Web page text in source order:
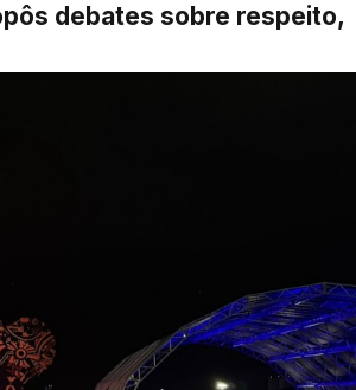
debates sobre respeito,